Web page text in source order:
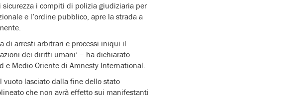
i compiti di polizia giudiziaria per
e l’ordine pubblico, apre la strada a
di arresti arbitrari e processi iniqui il
dei diritti umani’ – ha dichiarato
e Medio Oriente di Amnesty International.
vuoto lasciato dalla fine dello stato
che non avrà effetto sui manifestanti